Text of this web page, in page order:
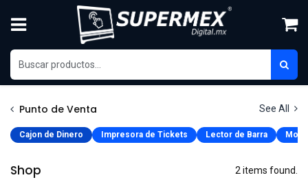
Punto de Venta See All
Cajon de Dinero Impresora de Tickets Lector de Barra
Shop 2 items found.